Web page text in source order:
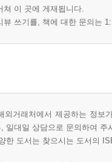
쳐 이 곳에 게재됩니다.
뷰 쓰기를, 책에 대한 문의는
외거래처에서 제공하는 정
일대일 상담으로 문의하여 주
한 도서는 찾으시는 도서의